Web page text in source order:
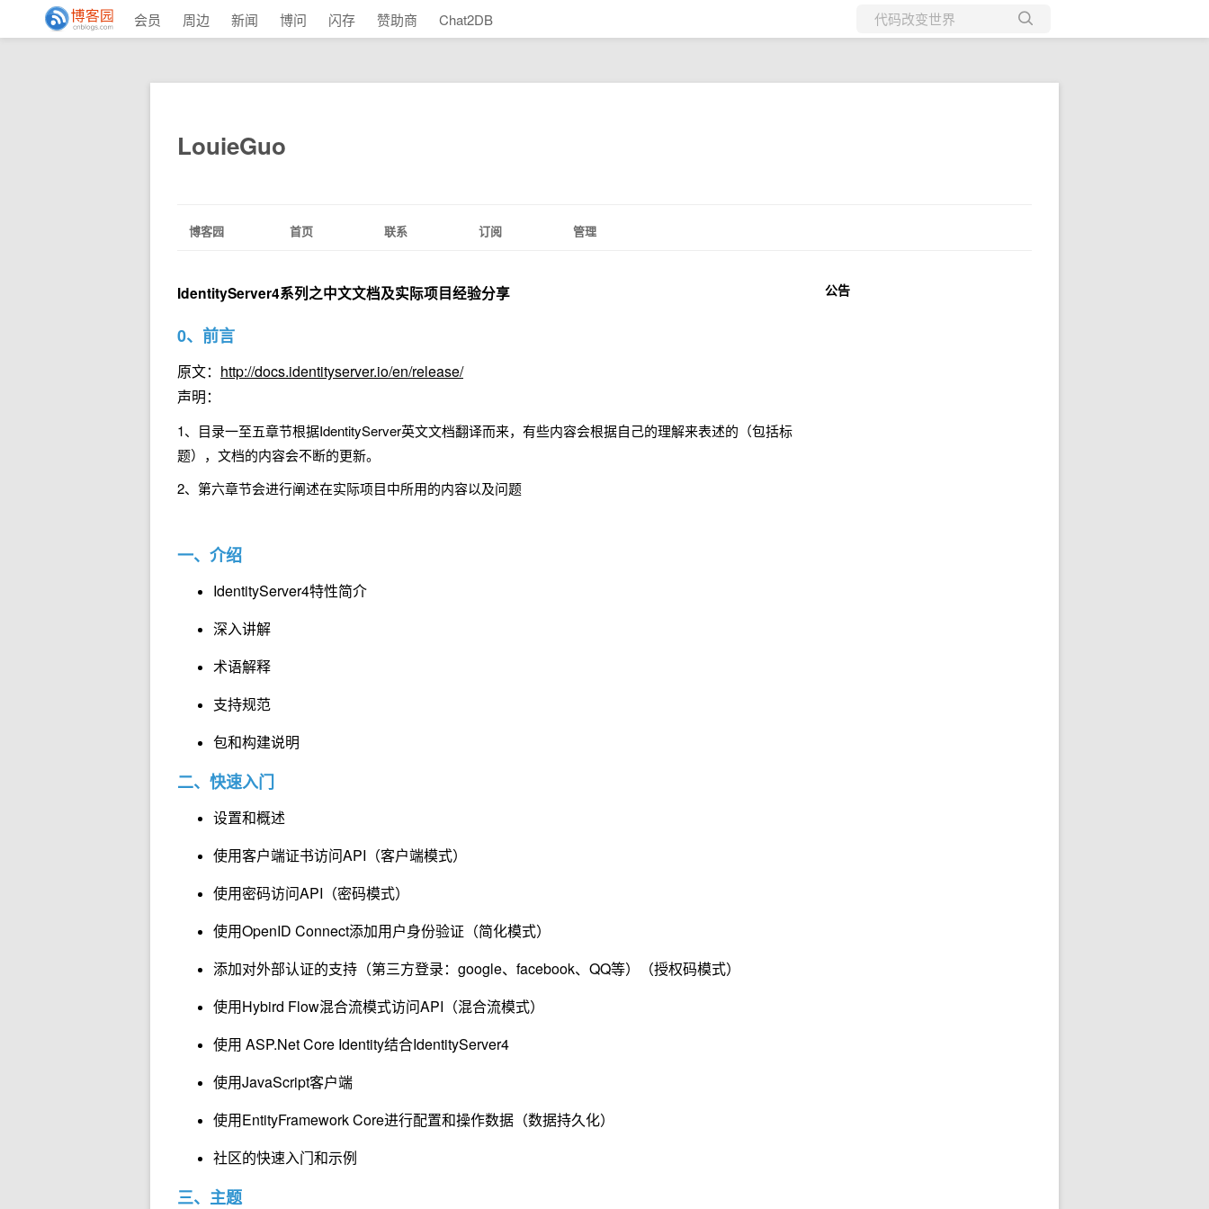
会员 周边 新闻 博问 闪存 赞助商 Chat2DB
当前博客
LouieGuo
博客园 首页 联系 订阅 管理
IdentityServer4系列之中文文档及实际项目经验分享
0、前言
原文： http://docs.identityserver.io/en/release/
声明：
1、目录一至五章节根据IdentityServer英文文档翻译而来，有些内容会根据自己的理解来表述的（包括标
题），文档的内容会不断的更新。
2、第六章节会进行阐述在实际项目中所用的内容以及问题
一、介绍
IdentityServer4特性简介
深入讲解
术语解释
支持规范
包和构建说明
二、快速入门
设置和概述
使用客户端证书访问API（客户端模式）
使用密码访问API（密码模式）
使用OpenID Connect添加用户身份验证（简化模式）
添加对外部认证的支持（第三方登录：google、facebook、QQ等）（授权码模式）
使用Hybird Flow混合流模式访问API（混合流模式）
使用 ASP.Net Core Identity结合IdentityServer4
使用JavaScript客户端
使用EntityFramework Core进行配置和操作数据（数据持久化）
社区的快速入门和示例
三、主题
公告